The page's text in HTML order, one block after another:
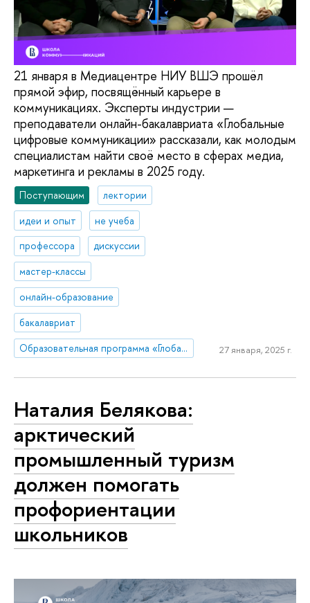
21 января в Медиацентре НИУ ВШЭ прошёл
прямой эфир, посвящённый карьере в
коммуникациях. Эксперты индустрии —
преподаватели онлайн-бакалавриата «Глобальные
цифровые коммуникации» рассказали, как молодым
специалистам найти своё место в сферах медиа,
маркетинга и рекламы в 2025 году.
Поступающим
лектории
идеи и опыт
не учеба
профессора
дискуссии
мастер-классы
онлайн-образование
бакалавриат
Образовательная программа «Глобальные цифровые коммуникации»
27 января, 2025 г.
Наталия Белякова:
арктический
промышленный туризм
должен помогать
профориентации
школьников